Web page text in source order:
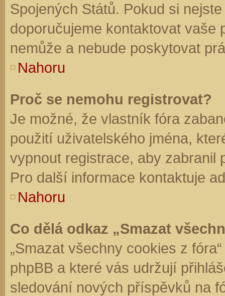
Spojených Států. Pokud si
doporučujeme kontaktovat vaše
nemůže a nebude poskytovat
Nahoru
Proč se nemohu registrovat?
Je možné, že vlastník fóra
použití uživatelského jména,
vypnout registrace, aby zabranil
Pro další informace kontaktuje
Nahoru
Co dělá odkaz „Smazat
„Smazat všechny cookies z
phpBB a které vás udržují
sledování nových příspěvků na